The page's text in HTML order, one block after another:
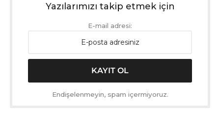
Yazılarımızı takip etmek için
E-mail adresi:
Endişelenmeyin, spam içermiyoruz.